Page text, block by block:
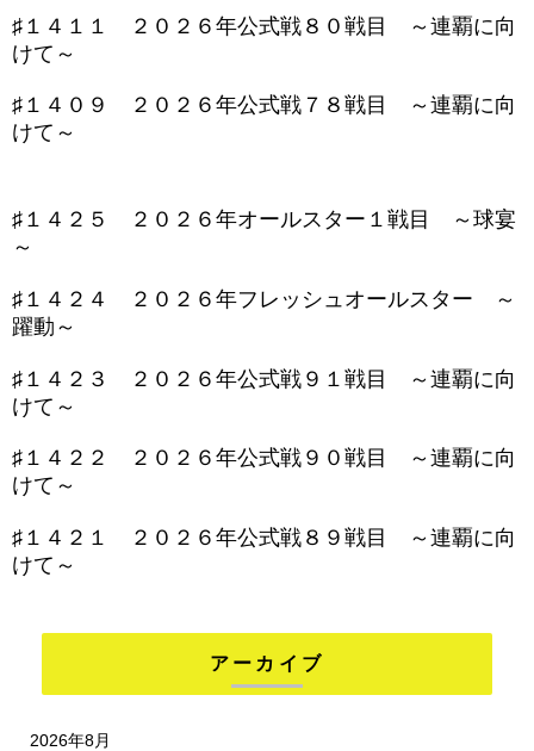
♯１４１１ ２０２６年公式戦８０戦目 ～連覇に向
けて～
♯１４０９ ２０２６年公式戦７８戦目 ～連覇に向
けて～
♯１４２５ ２０２６年オールスター１戦目 ～球宴
～
♯１４２４ ２０２６年フレッシュオールスター ～
躍動～
♯１４２３ ２０２６年公式戦９１戦目 ～連覇に向
けて～
♯１４２２ ２０２６年公式戦９０戦目 ～連覇に向
けて～
♯１４２１ ２０２６年公式戦８９戦目 ～連覇に向
けて～
アーカイブ
2026年8月